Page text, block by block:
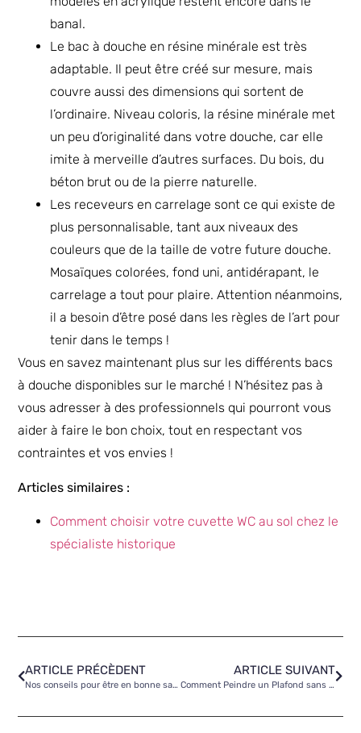
banal.
Le bac à douche en résine minérale est très
adaptable. Il peut être créé sur mesure, mais
couvre aussi des dimensions qui sortent de
l’ordinaire. Niveau coloris, la résine minérale met
un peu d’originalité dans votre douche, car elle
imite à merveille d’autres surfaces. Du bois, du
béton brut ou de la pierre naturelle.
Les receveurs en carrelage sont ce qui existe de
plus personnalisable, tant aux niveaux des
couleurs que de la taille de votre future douche.
Mosaïques colorées, fond uni, antidérapant, le
carrelage a tout pour plaire. Attention néanmoins,
il a besoin d’être posé dans les règles de l’art pour
tenir dans le temps !
Vous en savez maintenant plus sur les différents bacs
à douche disponibles sur le marché ! N’hésitez pas à
vous adresser à des professionnels qui pourront vous
aider à faire le bon choix, tout en respectant vos
contraintes et vos envies !
Articles similaires :
Comment choisir votre cuvette WC au sol chez le
spécialiste historique
ARTICLE PRÉCÈDENT
Nos conseils pour être en bonne santé financière avant d’acheter une maison
ARTICLE SUIVANT
Comment Peindre un Plafond sans faire de trace